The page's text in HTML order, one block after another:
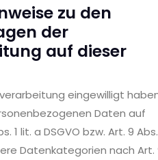
zu den
der
auf dieser
eingewilligt
Daten auf
1 lit. a DSGVO bzw. Art. 9
Datenkategorien nach Art.